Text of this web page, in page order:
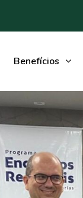
Benefícios